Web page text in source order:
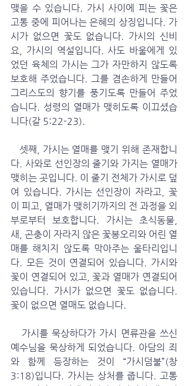
맺을 수 있습니다. 가시 사이에 피는 꽃은
고통 중에 피어나는 은혜의 상징입니다. 가
시가 없으면 꽃도 없습니다. 가시의 신비
요, 가시의 역설입니다. 사도 바울에게 있
었던 육체의 가시는 그가 자만하지 않도록
보호해 주었습니다. 그를 겸손하게 만들어
그리스도의 향기를 풍기도록 만들어 주었
습니다. 성령의 열매가 맺히도록 이끄셨습
니다(갈 5:22-23).
다. 사와로 선인장의 줄기와 가지는 열매가
맺히는 곳입니다. 이 줄기 전체가 가시로 덮
여 있습니다. 가시는 선인장이 자라고, 꽃
이 피고, 열매가 맺히기까지의 전 과정을 외
부로부터 보호합니다. 가시는 초식동물,
새, 곤충이 자라지 않은 꽃봉오리와 어린 열
매를 해치지 않도록 막아주는 울타리입니
다. 모든 것이 연결되어 있습니다. 가시와
꽃이 연결되어 있고, 꽃과 열매가 연결되어
있습니다. 가시가 없으면 꽃도 없습니다.
꽃이 없으면 열매도 없습니다.
예수님을 묵상하게 되었습니다. 아담의 죄
와 함께 등장하는 것이 “가시덤불”(창
3:18)입니다. 가시는 상처를 줍니다. 고통